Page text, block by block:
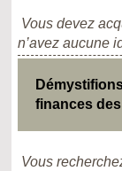
Vous devez
n’avez aucune
finances
Vous